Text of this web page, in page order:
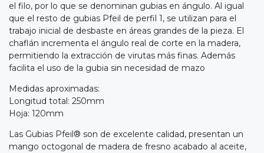
el filo, por lo que se denominan gubias en ángulo. Al igual
que el resto de gubias Pfeil de perfil 1, se utilizan para el
trabajo inicial de desbaste en áreas grandes de la pieza. El
chaflán incrementa el ángulo real de corte en la madera,
permitiendo la extracción de virutas más finas. Además
facilita el uso de la gubia sin necesidad de mazo
Medidas aproximadas:
Longitud total: 250mm
Hoja: 120mm
Las Gubias Pfeil® son de excelente calidad, presentan un
mango octogonal de madera de fresno acabado al aceite,